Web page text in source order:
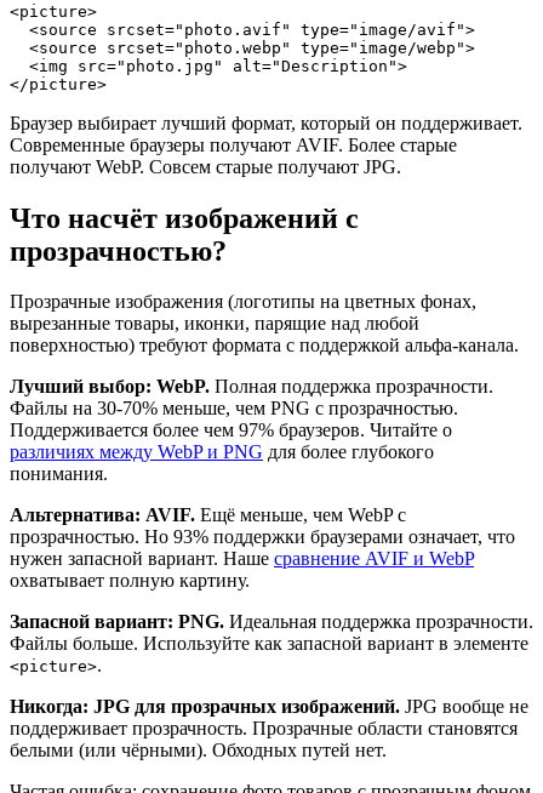
<picture>
  <source srcset="photo.avif" type="image/avif">
  <source srcset="photo.webp" type="image/webp">
  <img src="photo.jpg" alt="Description">
Браузер выбирает лучший формат, который он поддерживает.
Современные браузеры получают AVIF. Более старые
получают WebP. Совсем старые получают JPG.
Что насчёт изображений с
прозрачностью?
Прозрачные изображения (логотипы на цветных фонах,
вырезанные товары, иконки, парящие над любой
поверхностью) требуют формата с поддержкой альфа-канала.
Лучший выбор: WebP. Полная поддержка прозрачности.
Файлы на 30-70% меньше, чем PNG с прозрачностью.
Поддерживается более чем 97% браузеров. Читайте о
различиях между WebP и PNG для более глубокого
понимания.
Альтернатива: AVIF. Ещё меньше, чем WebP с
прозрачностью. Но 93% поддержки браузерами означает, что
нужен запасной вариант. Наше сравнение AVIF и WebP
охватывает полную картину.
Запасной вариант: PNG. Идеальная поддержка прозрачности.
Файлы больше. Используйте как запасной вариант в элементе
<picture>.
Никогда: JPG для прозрачных изображений. JPG вообще не
поддерживает прозрачность. Прозрачные области становятся
белыми (или чёрными). Обходных путей нет.